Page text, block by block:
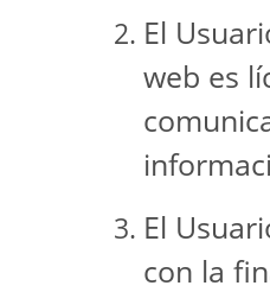
El
web es
El
con la